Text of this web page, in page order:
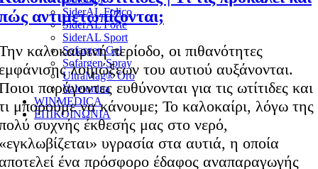
SiderAL Folico
SiderAL Forte
SiderAL Sport
Sofargen Gel
Sofargen Spray
UltraMag® Oro
Valetonina
WINMEDICA
ΕΠΙΚΟΙΝΩΝΙΑ
αντιμετωπίζονται;
καλοκαιρινή περίοδο, οι πιθανότητες
λοιμώξεων του αυτιού αυξάνονται.
παράγοντες ευθύνονται για τις ωτίτιδες και
μπορούμε να κάνουμε; Το καλοκαίρι, λόγω της
συχνής έκθεσής μας στο νερό,
υγρασία στα αυτιά, η οποία
ένα πρόσφορο έδαφος αναπαραγωγής